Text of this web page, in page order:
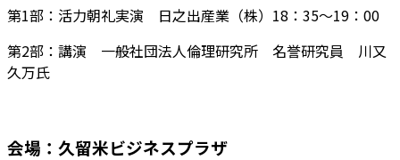
第1部：活力朝礼実演 日之出産業（株）18：35～19：00
第2部：講演 一般社団法人倫理研究所 名誉研究員 川又
久万氏
会場：久留米ビジネスプラザ